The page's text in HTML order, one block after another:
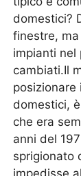
domestici?
finestre,
impianti nel
cambiati.Il
domestici,
che era
anni del
sprigionato
impedisse